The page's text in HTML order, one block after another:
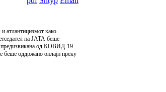
атлантицизмот како
на ЈАТА беше
предизвикана од КОВИД-19
беше оддржано онлајн преку